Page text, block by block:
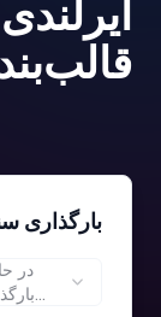
بارگذاری
در
بارگذاری...